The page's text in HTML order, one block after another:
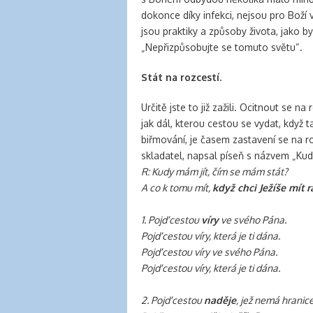
dokonce díky infekci, nejsou pro Boží
jsou praktiky a způsoby života, jako
„Nepřizpůsobujte se tomuto světu“.
Stát na rozcestí.
Určitě jste to již zažili. Ocitnout se na
jak dál, kterou cestou se vydat, když
biřmování, je časem zastavení se na
skladatel, napsal píseň s názvem
R: Kudy mám jít, čím se mám stát?
A co k tomu mít, když chci Ježíše mít
1. Pojď cestou víryve svého Pána.
Pojď cestou víry, která je ti dána.
Pojď cestou víry ve svého Pána.
Pojď cestou víry, která je ti dána.
2. Pojď cestounaděje, jež nemá